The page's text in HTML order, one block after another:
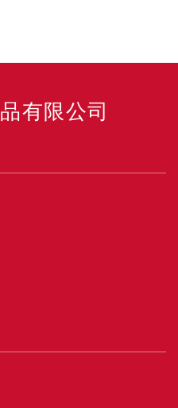
有限公司